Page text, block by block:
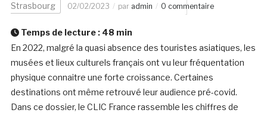
Strasbourg 02/02/2023 par admin 0 commentaire
Temps de lecture : 48 min
En 2022, malgré la quasi absence des touristes asiatiques, les
musées et lieux culturels français ont vu leur fréquentation
physique connaitre une forte croissance. Certaines
destinations ont même retrouvé leur audience pré-covid.
Dans ce dossier, le CLIC France rassemble les chiffres de